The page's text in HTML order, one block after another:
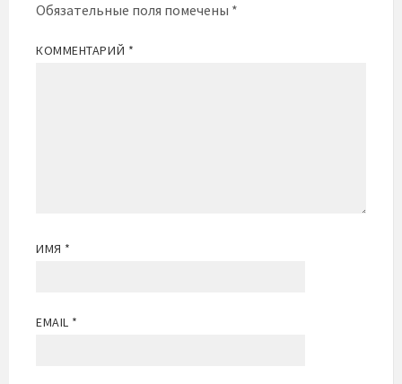
Обязательные поля помечены *
КОММЕНТАРИЙ *
ИМЯ *
EMAIL *